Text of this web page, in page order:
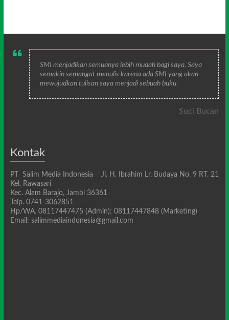
SMI menjadikan semuanya lebih mudah bagi saya. Saya
semakin semangat menulis karena ada SMI yang akan
mewujudkan tulisan saya menjadi sebuah buku
Suci Bucan
Kontak
PT Salim Media Indonesia Jl. H. Ibrahim Lr. Budaya No. 9 RT. 21
Kel. Rawasari
Kec. Alam Barajo, Jambi 36361
Telp. 0741-3062851
Hp/WA. 08117447475 (Admin); 08117447848 (Marketing)
Email: salimmediaindonesia@gmail.com